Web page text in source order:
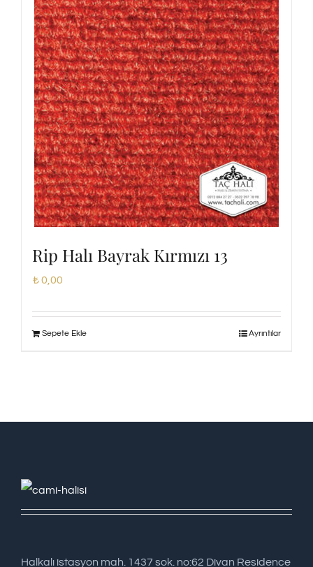
Rip Halı Bayrak Kırmızı 13
₺0,00
Sepete Ekle Ayrıntılar
Halkalı istasyon mah. 1437 sok. no:62 Divan Residence